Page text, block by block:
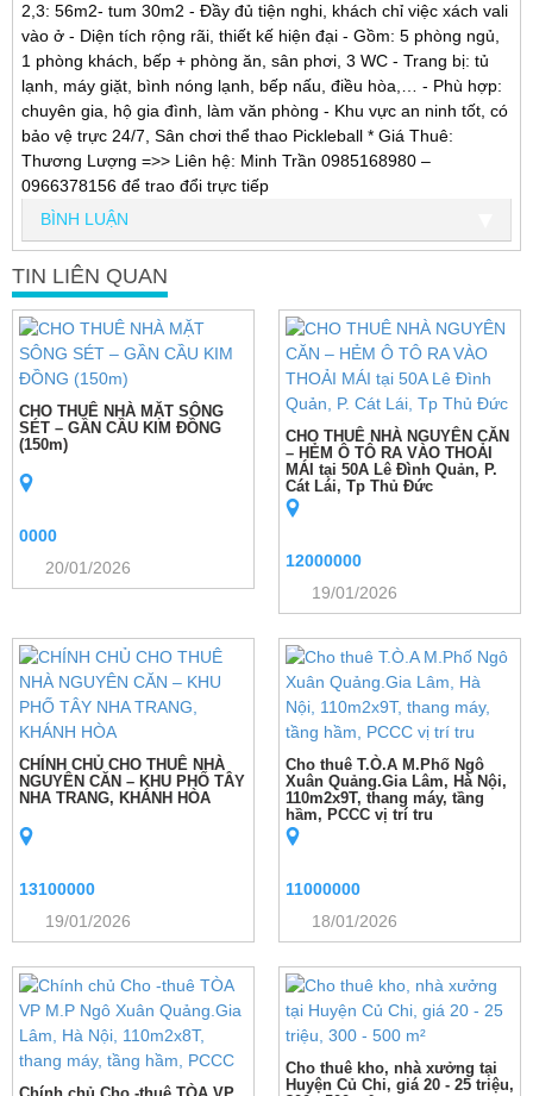
2,3: 56m2- tum 30m2 - Đầy đủ tiện nghi, khách chỉ việc xách vali
vào ở - Diện tích rộng rãi, thiết kế hiện đại - Gồm: 5 phòng ngủ,
1 phòng khách, bếp + phòng ăn, sân phơi, 3 WC - Trang bị: tủ
lạnh, máy giặt, bình nóng lạnh, bếp nấu, điều hòa,… - Phù hợp:
chuyên gia, hộ gia đình, làm văn phòng - Khu vực an ninh tốt, có
bảo vệ trực 24/7, Sân chơi thể thao Pickleball * Giá Thuê:
Thương Lượng =>> Liên hệ: Minh Trần 0985168980 –
0966378156 để trao đổi trực tiếp
BÌNH LUẬN
TIN LIÊN QUAN
CHO THUÊ NHÀ MẶT SÔNG
SÉT – GẦN CẦU KIM ĐỒNG
(150m)
0000
20/01/2026
CHO THUÊ NHÀ NGUYÊN CĂN
– HẺM Ô TÔ RA VÀO THOẢI
MÁI tại 50A Lê Đình Quản, P.
Cát Lái, Tp Thủ Đức
12000000
19/01/2026
CHÍNH CHỦ CHO THUÊ NHÀ
NGUYÊN CĂN – KHU PHỐ TÂY
NHA TRANG, KHÁNH HÒA
13100000
19/01/2026
Cho thuê T.Ò.A M.Phố Ngô
Xuân Quảng.Gia Lâm, Hà Nội,
110m2x9T, thang máy, tầng
hầm, PCCC vị trí tru
11000000
18/01/2026
Cho thuê kho, nhà xưởng tại
Huyện Củ Chi, giá 20 - 25 triệu,